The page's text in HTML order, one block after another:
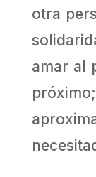
otra
amar al